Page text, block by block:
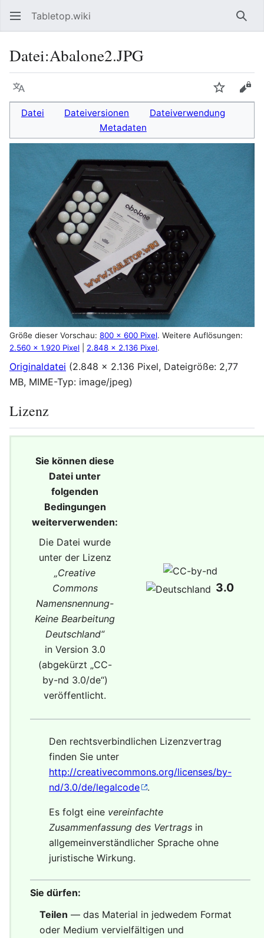
Tabletop.wiki
Datei:Abalone2.JPG
Sprache
Datei Dateiversionen
Dateiverwendung
Metadaten
Größe dieser Vorschau: 800 × 600 Pixel. Weitere Auflösungen:
2.560 × 1.920 Pixel
2.848 × 2.136 Pixel.
Originaldatei (2.848 × 2.136 Pixel, Dateigröße: 2,77
MB, MIME-Typ: image/jpeg)
Lizenz
Sie können diese
Datei unter
folgenden
Bedingungen
weiterverwenden:
Die Datei wurde
unter der Lizenz
„Creative
Commons
Namensnennung-
Keine Bearbeitung
Deutschland“
in Version 3.0
(abgekürzt „CC-
by-nd 3.0/de“)
veröffentlicht.
3.0
Den rechtsverbindlichen Lizenzvertrag
finden Sie unter
http://creativecommons.org/licenses/by-
nd/3.0/de/legalcode
.
Es folgt eine vereinfachte
Zusammenfassung des Vertrags in
allgemeinverständlicher Sprache ohne
juristische Wirkung.
Sie dürfen:
Teilen — das Material in jedwedem Format
oder Medium vervielfältigen und